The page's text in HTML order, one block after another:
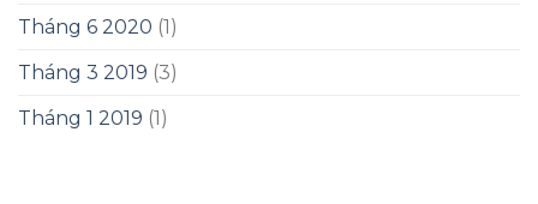
Tháng 6 2020 (1)
Tháng 3 2019 (3)
Tháng 1 2019 (1)